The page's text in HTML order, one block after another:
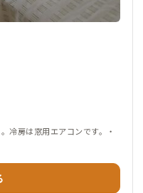
冷房は窓用エアコンです。・